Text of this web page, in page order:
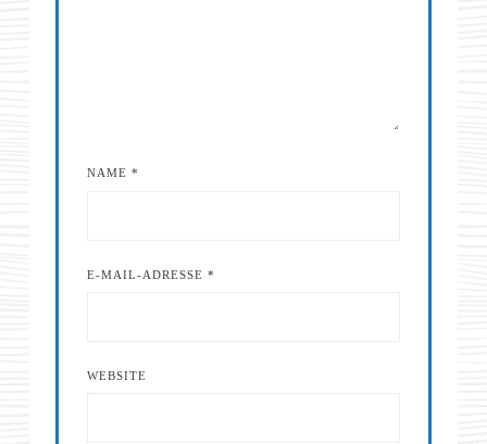
NAME *
E-MAIL-ADRESSE *
WEBSITE